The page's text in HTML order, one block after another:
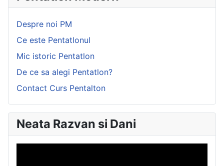
Despre noi PM
Ce este Pentatlonul
Mic istoric Pentatlon
De ce sa alegi Pentatlon?
Contact Curs Pentalton
Neata Razvan si Dani